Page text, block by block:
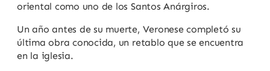
oriental como uno de los Santos Anárgiros.
Un año antes de su muerte, Veronese completó su
última obra conocida, un retablo que se encuentra
en la iglesia.